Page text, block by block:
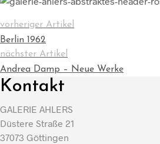
vorheriger Artikel
Berlin 1962
nächster Artikel
Andrea Damp – Neue Werke
Kontakt
GALERIE AHLERS
Düstere Straße 21
37073 Göttingen